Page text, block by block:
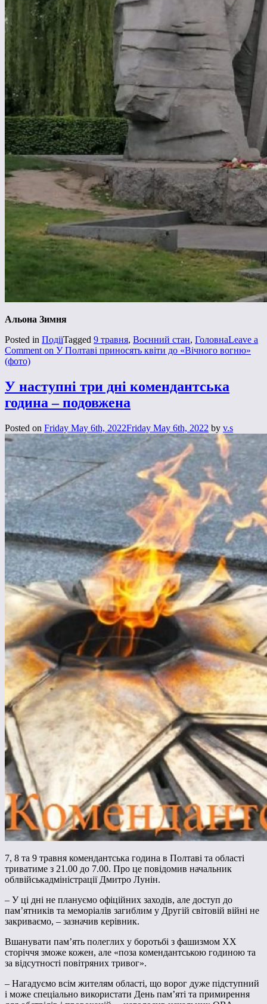
Альона Зимня
Posted in ПодіїTagged 9 травня, Воєнний стан, ГоловнаLeave a
Comment on У Полтаві приносять квіти до «Вічного вогню»
(фото)
У наступні три дні комендантська
година – подовжена
Posted on Friday May 6th, 2022Friday May 6th, 2022 by v.s
7, 8 та 9 травня комендантська година в Полтаві та області
триватиме з 21.00 до 7.00. Про це повідомив начальник
облвійськадміністрації Дмитро Лунін.
– У ці дні не плануємо офіційних заходів, але доступ до
пам’ятників та меморіалів загиблим у Другій світовій війні не
закриваємо, – зазначив керівник.
Вшанувати пам’ять полеглих у боротьбі з фашизмом ХХ
сторіччя зможе кожен, але «поза комендантською годиною та
за відсутності повітряних тривог».
– Нагадуємо всім жителям області, що ворог дуже підступний
і може спеціально використати День пам’яті та примирення